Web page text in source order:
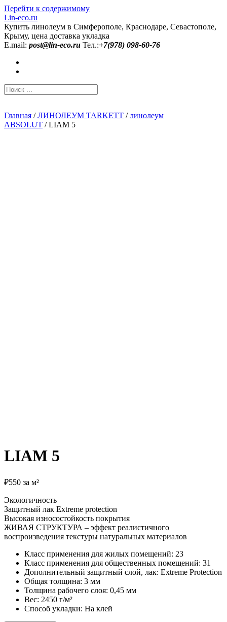
Перейти к содержимому
Lin-eco.ru
Купить линолеум в Симферополе, Краснодаре, Севастополе,
Крыму, цена доставка укладка
E.mail: post@lin-eco.ru Тел.:+7(978) 098-60-76
Главная /ЛИНОЛЕУМ TARKETT /линолеум
ABSOLUT / LIAM 5
LIAM 5
₽550 за м²
Экологичность
Защитный лак Extreme protection
Высокая износостойкость покрытия
ЖИВАЯ СТРУКТУРА – эффект реалистичного
воспроизведения текстуры натуральных материалов
Класс применения для жилых помещений: 23
Класс применения для общественных помещений: 31
Дополнительный защитный слой, лак: Extreme Protection
Общая толщина: 3 мм
Толщина рабочего слоя: 0,45 мм
Вес: 2450 г/м²
Способ укладки: На клей